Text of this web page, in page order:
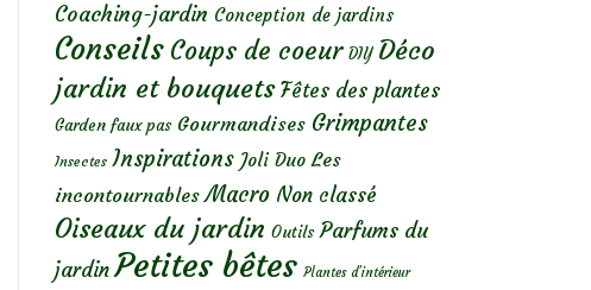
Coaching-jardin Conception de jardins
Conseils Coups de coeur DIY Déco
jardin et bouquets Fêtes des plantes
Garden faux pas Gourmandises Grimpantes
Insectes Inspirations Joli Duo Les
incontournables Macro Non classé
Oiseaux du jardin Outils Parfums du
jardin Petites bêtes Plantes d’intérieur